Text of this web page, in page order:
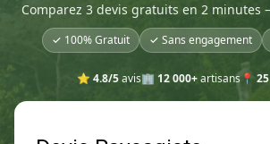
Comparez 3 devis gratuits en 2
✓ 100% Gratuit ✓ Sans engagement
⭐ 4.8/5avis🏢 12 000+artisans📍